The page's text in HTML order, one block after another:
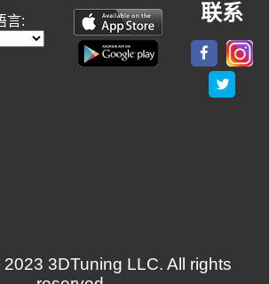
言:
联系
3DTuning LLC. All rights